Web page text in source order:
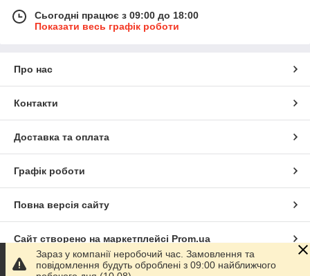
Сьогодні працює з 09:00 до 18:00
Показати весь графік роботи
Про нас
Контакти
Доставка та оплата
Графік роботи
Повна версія сайту
Сайт створено на маркетплейсі Prom.ua
Політика конфіденційності
Зараз у компанії неробочий час. Замовлення та
повідомлення будуть оброблені з 09:00 найближчого